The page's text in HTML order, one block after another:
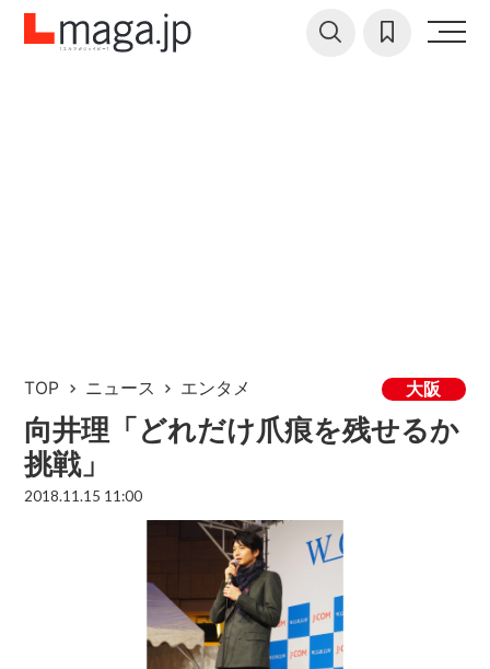
TOP ニュース エンタメ 大阪
向井理「どれだけ爪痕を残せるか
挑戦」
2018.11.15 11:00